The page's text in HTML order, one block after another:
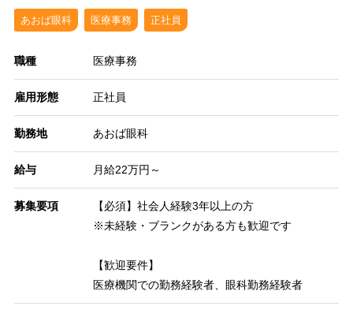
あおば眼科 医療事務 正社員
職種 医療事務
雇用形態 正社員
勤務地 あおば眼科
給与 月給22万円～
募集要項
【必須】社会人経験3年以上の方
※未経験・ブランクがある方も歓迎です
【歓迎要件】
医療機関での勤務経験者、眼科勤務経験者